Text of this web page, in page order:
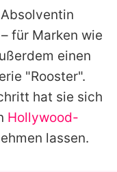
für Marken wie
einen
"Rooster".
hat sie sich
Hollywood-
lassen.